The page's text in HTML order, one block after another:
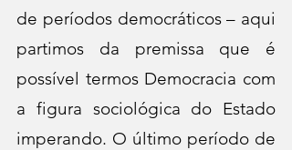
de períodos democráticos – aqui
partimos da premissa que é
possível termos Democracia com
a figura sociológica do Estado
imperando. O último período de